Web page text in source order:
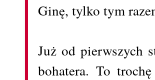
Ginę, tylko tym
Już od pierwszych
bohatera. To